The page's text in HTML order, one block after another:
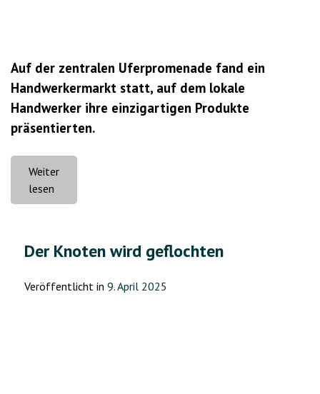
Auf der zentralen Uferpromenade fand ein
Handwerkermarkt statt, auf dem lokale
Handwerker ihre einzigartigen Produkte
präsentierten.
Weiter
lesen
Tag
Kasachstans
in
Der Knoten wird geflochten
Veröffentlicht in9. April 2025